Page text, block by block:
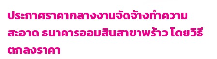
ประกาศราคากลางงานจัดจ้างทำความ
สะอาด ธนาคารออมสินสาขาพร้าว โดยวิธี
ตกลงราคา